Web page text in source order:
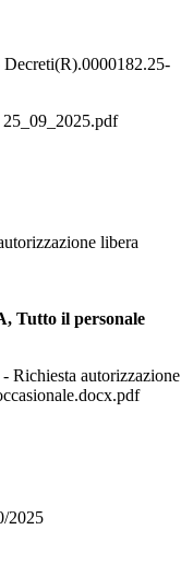
libera
Tutto il personale
Richiesta autorizzazione
2025